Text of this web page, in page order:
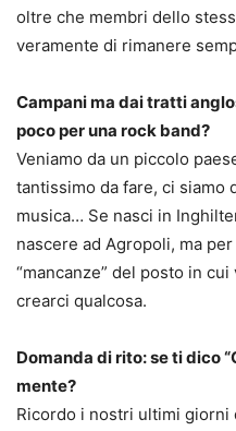
oltre che membri dello
veramente di rimanere
Campani ma dai tratti
poco per una rock band?
Veniamo da un piccolo
tantissimo da fare, ci siamo
musica… Se nasci in
nascere ad Agropoli, ma
“mancanze” del posto in
crearci qualcosa.
Domanda di rito: se ti dico
mente?
Ricordo i nostri ultimi giorni